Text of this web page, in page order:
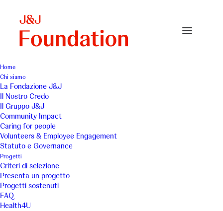
Home
Chi siamo
La Fondazione J&J
Il Nostro Credo
Il Gruppo J&J
Community Impact
Caring for people
Volunteers & Employee Engagement
Statuto e Governance
Progetti
Criteri di selezione
Presenta un progetto
Progetti sostenuti
FAQ
Health4U